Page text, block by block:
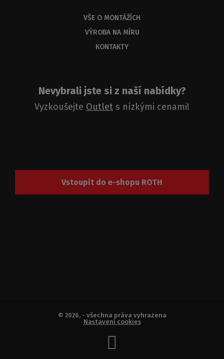
VŠE O MONTÁŽÍCH
VÝROBA NA MÍRU
KONTAKTY
Nevybrali jste si z naší nabídky?
Vyzkoušejte Outlet s nízkými cenami!
Vstoupit do e-shopu ROTH
© 2026, - všechna práva vyhrazena
Nastavení cookies